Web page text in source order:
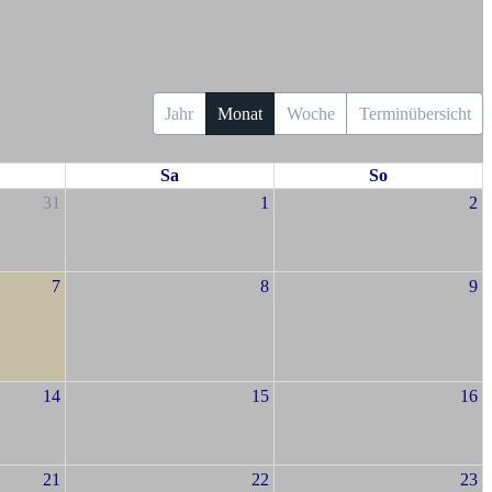
Jahr Monat Woche Terminübersicht
Sa
So
31
1 2
7 8 9
14 15 16
21 22 23